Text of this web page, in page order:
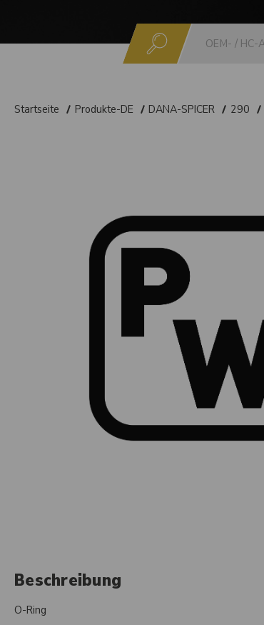
Startseite Produkte-DE DANA-SPICER 290
Beschreibung
O-Ring